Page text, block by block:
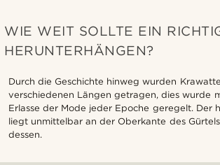
WIE WEIT SOLLTE EIN
HERUNTERHÄNGEN?
Durch die Geschichte hinweg wurden
verschiedenen Längen getragen, dies wurde
Erlasse der Mode jeder Epoche geregelt. Der
liegt unmittelbar an der Oberkante des
dessen.